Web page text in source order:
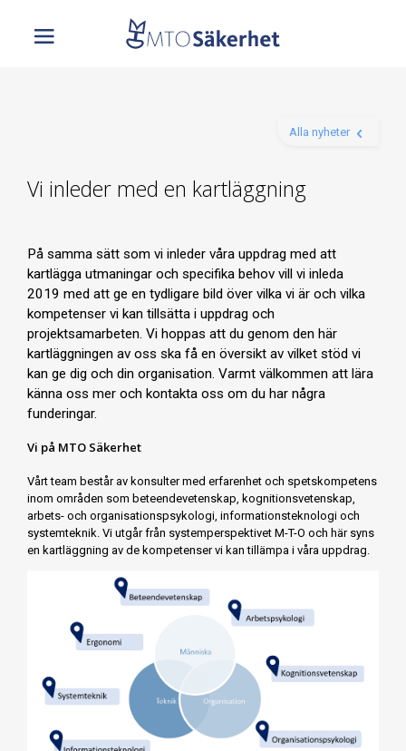
Alla nyheter
Vi inleder med en kartläggning
På samma sätt som vi inleder våra uppdrag med att
kartlägga utmaningar och specifika behov vill vi inleda
2019 med att ge en tydligare bild över vilka vi är och vilka
kompetenser vi kan tillsätta i uppdrag och
projektsamarbeten. Vi hoppas att du genom den här
kartläggningen av oss ska få en översikt av vilket stöd vi
kan ge dig och din organisation. Varmt välkommen att lära
känna oss mer och kontakta oss om du har några
funderingar.
Vi på MTO Säkerhet
Vårt team består av konsulter med erfarenhet och spetskompetens
inom områden som beteendevetenskap, kognitionsvetenskap,
arbets- och organisationspsykologi, informationsteknologi och
systemteknik. Vi utgår från systemperspektivet M-T-O och här syns
en kartläggning av de kompetenser vi kan tillämpa i våra uppdrag.